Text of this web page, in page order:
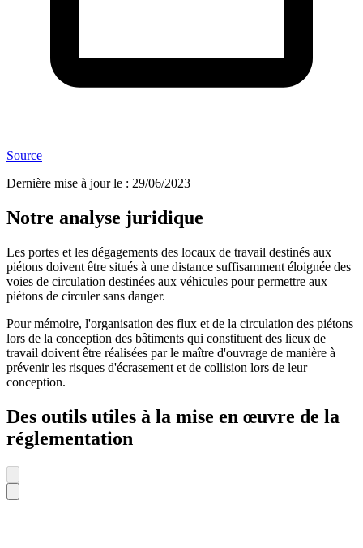
Source
Dernière mise à jour le : 29/06/2023
Notre analyse juridique
Les portes et les dégagements des locaux de travail destinés aux
piétons doivent être situés à une distance suffisamment éloignée des
voies de circulation destinées aux véhicules pour permettre aux
piétons de circuler sans danger.
Pour mémoire, l'organisation des flux et de la circulation des piétons
lors de la conception des bâtiments qui constituent des lieux de
travail doivent être réalisées par le maître d'ouvrage de manière à
prévenir les risques d'écrasement et de collision lors de leur
conception.
Des outils utiles à la mise en œuvre de la
réglementation